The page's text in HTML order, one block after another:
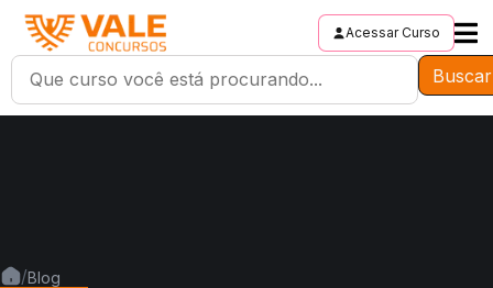
Acessar Curso
Buscar
/Blog